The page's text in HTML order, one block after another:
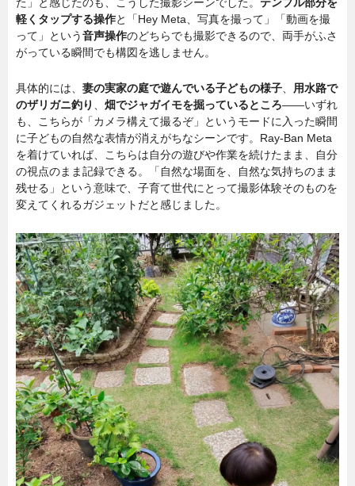
軽くタップする操作と「Hey Meta、写真を撮って」「動画を撮
って」という音声操作のどちらでも撮影できるので、両手がふさ
がっている瞬間でも構図を逃しません。
具体的には、 妻の実家の庭で遊んでいる子どもの様子、 用水路で
のザリガニ釣り 、 畑でジャガイモを掘っているところ——いずれ
も、こちらが「カメラ構えて撮るぞ」というモードに入った瞬間
に子どもの自然な表情が消えがちなシーンです。Ray-Ban Meta
を着けていれば、こちらは自分の遊びや作業を続けたまま、自分
の視点のまま記録できる。「自然な場面を、自然な気持ちのまま
残せる」という意味で、子育て世代にとって撮影体験そのものを
変えてくれるガジェットだと感じました。